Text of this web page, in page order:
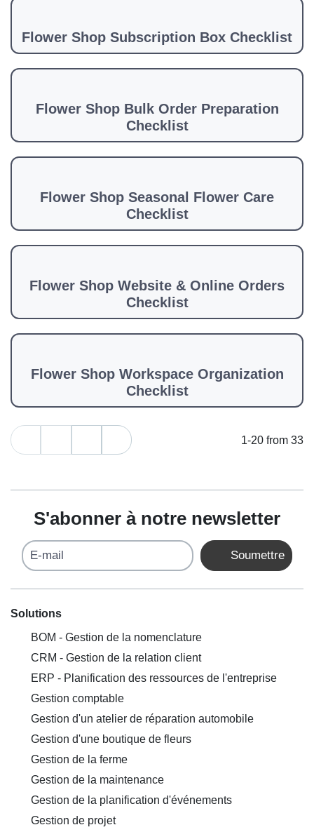
Flower Shop Subscription Box Checklist
Flower Shop Bulk Order Preparation
Checklist
Flower Shop Seasonal Flower Care
Checklist
Flower Shop Website & Online Orders
Checklist
Flower Shop Workspace Organization
Checklist
1-20 from 33
S'abonner à notre newsletter
E-mail Soumettre
Solutions
BOM - Gestion de la nomenclature
CRM - Gestion de la relation client
ERP - Planification des ressources de l'entreprise
Gestion comptable
Gestion d'un atelier de réparation automobile
Gestion d'une boutique de fleurs
Gestion de la ferme
Gestion de la maintenance
Gestion de la planification d'événements
Gestion de projet